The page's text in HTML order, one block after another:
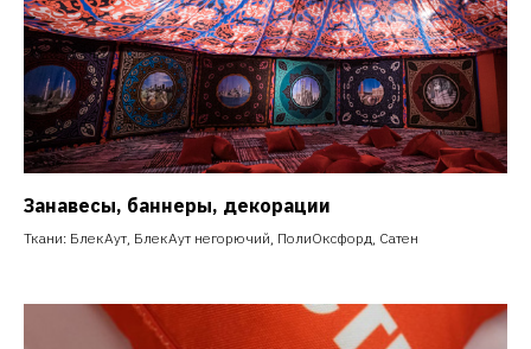
Занавесы, баннеры, декорации
Ткани: БлекАут, БлекАут негорючий, ПолиОксфорд, Сатен